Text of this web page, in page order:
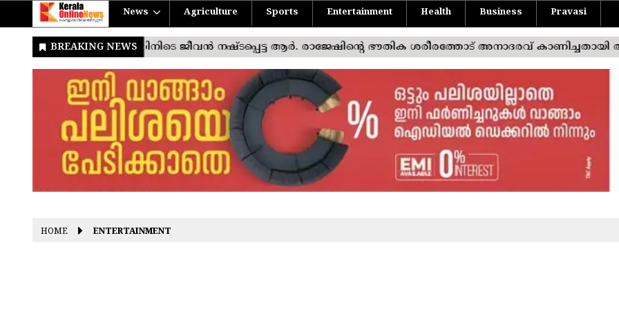
News Agriculture Sports Entertainment Health Business Pravasi
HOME ENTERTAINMENT